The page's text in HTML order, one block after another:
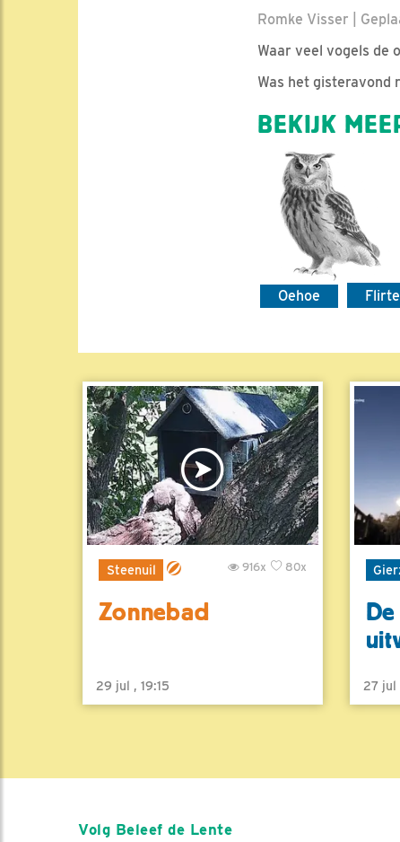
Romke Visser |
Waar veel vogels de
Was het gisteravond
BEKIJK
Oehoe
Steenuil 80x
916x
Zonnebad
29 jul , 19:15 27 jul
Volg Beleef de Lente